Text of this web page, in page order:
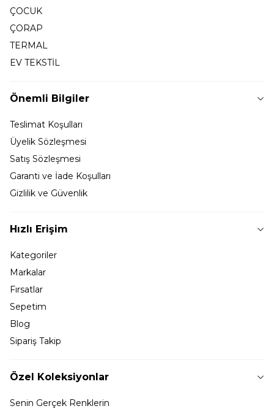
ÇOCUK
ÇORAP
TERMAL
EV TEKSTİL
Önemli Bilgiler
Teslimat Koşulları
Üyelik Sözleşmesi
Satış Sözleşmesi
Garanti ve İade Koşulları
Gizlilik ve Güvenlik
Hızlı Erişim
Kategoriler
Markalar
Fırsatlar
Sepetim
Blog
Sipariş Takip
Özel Koleksiyonlar
Senin Gerçek Renklerin